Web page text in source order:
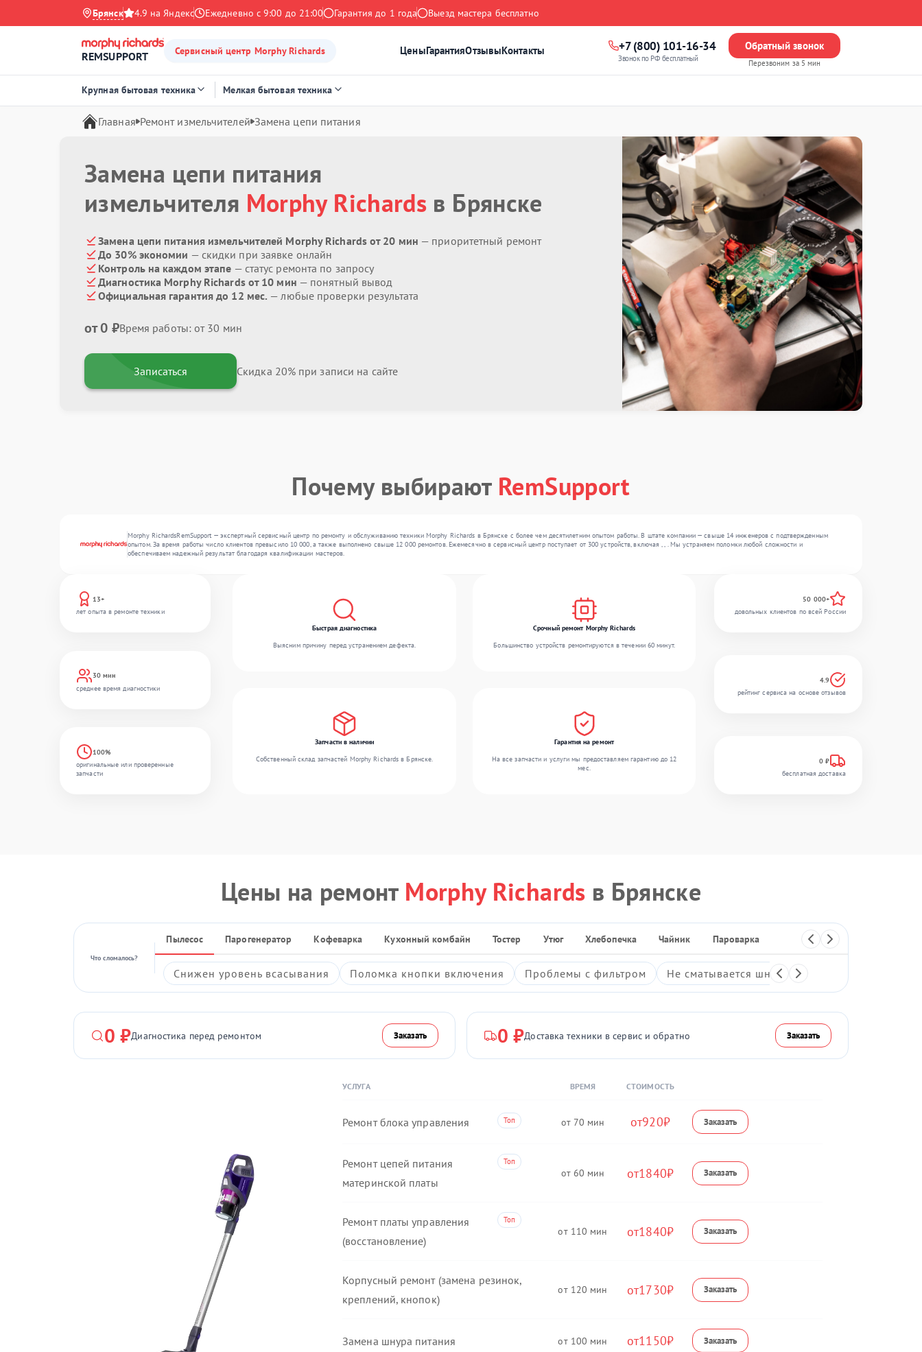
Брянск 4.9 на Яндекс Ежедневно с 9:00 до 21:00 Гарантия до 1 года Выезд мастера бесплатно
REMSUPPORT Сервисный центр Morphy Richards ЦеныГарантияОтзывыКонтакты +7 (800) 101-16-34
Звонок по РФ бесплатный
Обратный звонок
Перезвоним за 5 мин
Крупная бытовая техника Мелкая бытовая техника
Главная Ремонт измельчителей Замена цепи питания
Замена цепи питания
измельчителя Morphy Richards в Брянске
Замена цепи питания измельчителей Morphy Richards от 20 мин — приоритетный ремонт
До 30% экономии — скидки при заявке онлайн
Контроль на каждом этапе — статус ремонта по запросу
Диагностика Morphy Richards от 10 мин — понятный вывод
Официальная гарантия до 12 мес. — любые проверки результата
от 0 ₽Время работы: от 30 мин
Записаться Скидка 20% при записи на сайте
Почему выбирают RemSupport
Morphy RichardsRemSupport — экспертный сервисный центр по ремонту и обслуживанию техники Morphy Richards в Брянске с более чем десятилетним опытом работы. В штате компании — свыше 14 инженеров с подтвержденным
опытом. За время работы число клиентов превысило 10 000, а также выполнено свыше 12 000 ремонтов. Ежемесячно в сервисный центр поступает от 300 устройств, включая , , . Мы устраняем поломки любой сложности и
обеспечиваем надежный результат благодаря квалификации мастеров.
13+
лет опыта в ремонте техники
30 мин
среднее время диагностики
100%
оригинальные или проверенные
запчасти
Быстрая диагностика
Выясним причину перед устранением дефекта.
Срочный ремонт Morphy Richards
Большинство устройств ремонтируются в течении 60 минут.
Запчасти в наличии
Собственный склад запчастей Morphy Richards в Брянске.
Гарантия на ремонт
На все запчасти и услуги мы предоставляем гарантию до 12
мес.
50 000+
довольных клиентов по всей России
4.9
рейтинг сервиса на основе отзывов
0 ₽
бесплатная доставка
Цены на ремонт Morphy Richards в Брянске
Что сломалось?
Пылесос Парогенератор Кофеварка Кухонный комбайн Тостер Утюг Хлебопечка Чайник Пароварка Отпариватель
Снижен уровень всасывания Поломка кнопки включения Проблемы с фильтром Не сматывается шнур Протечка
0 ₽Диагностика перед ремонтом Заказать 0 ₽Доставка техники в сервис и обратно Заказать
УСЛУГА ВРЕМЯ СТОИМОСТЬ
Ремонт блока управления 70 920
Ремонт цепей питания
материнской платы
60 1840
Ремонт платы управления
(восстановление)
110 1840
Корпусный ремонт (замена резинок,
креплений, кнопок)
120 1730
Замена шнура питания 100 1150